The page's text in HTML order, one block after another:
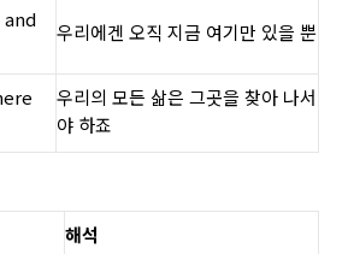
우리에겐 오직 지금 여기만 있을 뿐
우리의 모든 삶은 그곳을 찾아 나서
야 하죠
해석